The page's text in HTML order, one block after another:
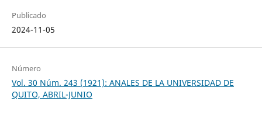
Publicado
2024-11-05
Número
Vol. 30 Núm. 243 (1921): ANALES DE LA UNIVERSIDAD DE
QUITO, ABRIL-JUNIO